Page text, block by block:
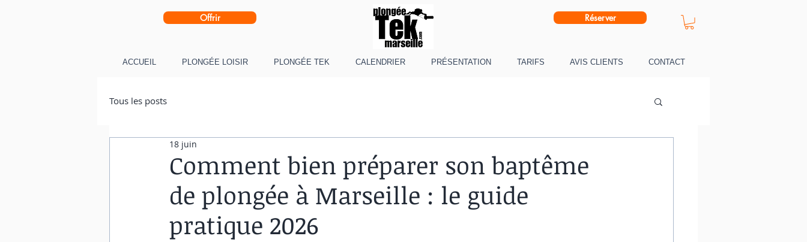
Offrir Réserver
ACCUEIL PLONGÉE LOISIR PLONGÉE TEK CALENDRIER PRÉSENTATION TARIFS AVIS CLIENTS CONTACT
Tous les posts
Comment bien préparer son baptême
de plongée à Marseille : le guide
pratique 2026
18 juin